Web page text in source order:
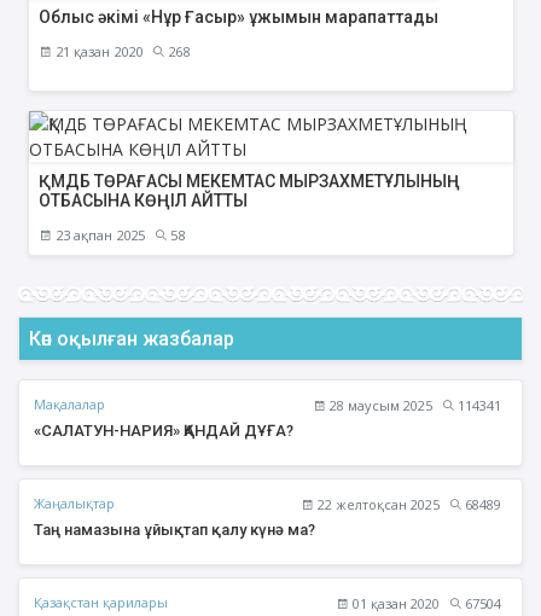
Облыс әкімі «Нұр Ғасыр» ұжымын марапаттады
21 қазан 2020 268
ҚМДБ ТӨРАҒАСЫ МЕКЕМТАС МЫРЗАХМЕТҰЛЫНЫҢ
ОТБАСЫНА КӨҢІЛ АЙТТЫ
23 ақпан 2025 58
Көп оқылған жазбалар
Мақалалар 28 маусым 2025
114341
«САЛАТУН-НАРИЯ» ҚАНДАЙ ДҰҒА?
Жаңалықтар 22 желтоқсан 2025
68489
Таң намазына ұйықтап қалу күнә ма?
Қазақстан қарилары 01 қазан 2020
67504